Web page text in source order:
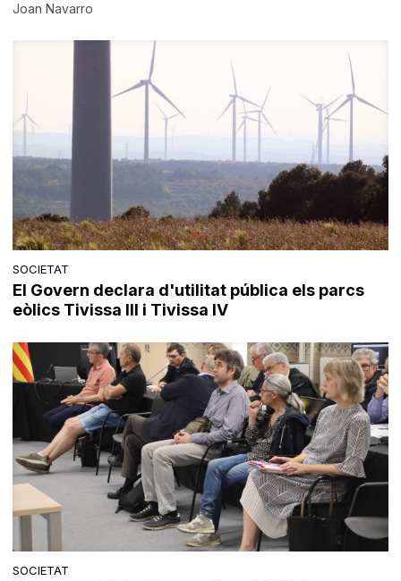
Joan Navarro
SOCIETAT
El Govern declara d'utilitat pública els parcs
eòlics Tivissa III i Tivissa IV
SOCIETAT